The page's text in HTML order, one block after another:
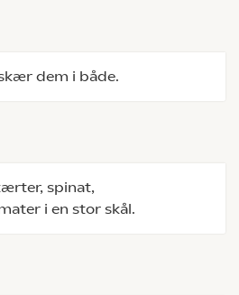
dem i både.
spinat,
i en stor skål.